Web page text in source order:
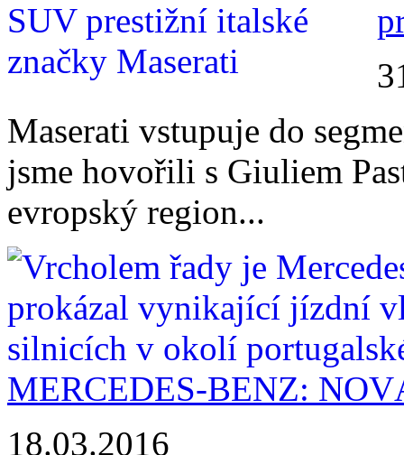
Maserati vstupuje do
jsme hovořili s Giuliem
evropský region...
MERCEDES-BENZ:
18.03.2016